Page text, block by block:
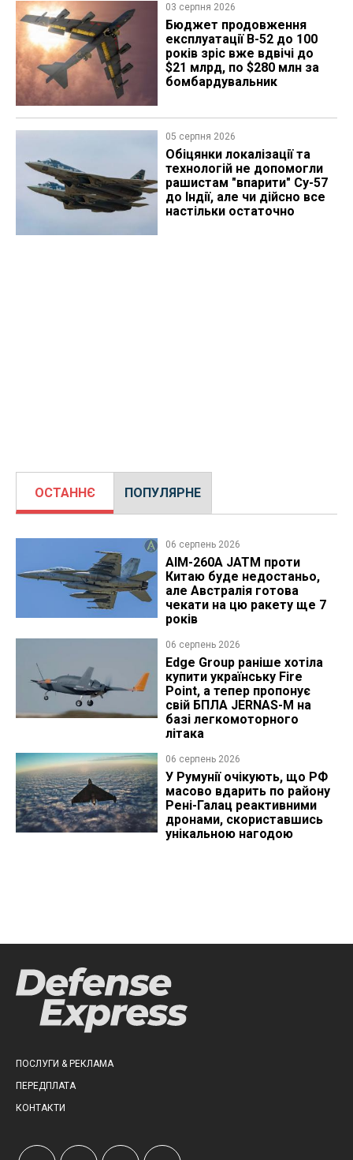
03 серпня 2026
Бюджет продовження
експлуатації B-52 до 100
років зріс вже вдвічі до
$21 млрд, по $280 млн за
бомбардувальник
05 серпня 2026
Обіцянки локалізації та
технологій не допомогли
рашистам "впарити" Су-57
до Індії, але чи дійсно все
настільки остаточно
ОСТАННЄ ПОПУЛЯРНЕ
06 серпень 2026
AIM-260A JATM проти
Китаю буде недостаньо,
але Австралія готова
чекати на цю ракету ще 7
років
06 серпень 2026
Edge Group раніше хотіла
купити українську Fire
Point, а тепер пропонує
свій БПЛА JERNAS-M на
базі легкомоторного
літака
06 серпень 2026
У Румунії очікують, що РФ
масово вдарить по району
Рені-Галац реактивними
дронами, скориставшись
унікальною нагодою
ПОСЛУГИ & РЕКЛАМА
ПЕРЕДПЛАТА
КОНТАКТИ